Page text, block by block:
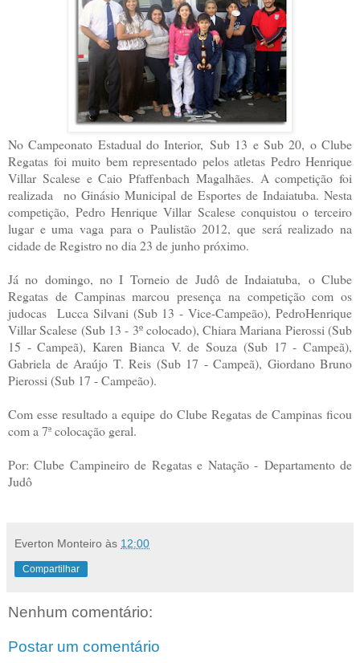
No Campeonato Estadual do Interior, Sub 13 e Sub 20, o Clube
Regatas foi muito bem representado pelos atletas Pedro Henrique
Villar Scalese e Caio Pfaffenbach Magalhães. A competição foi
realizada no Ginásio Municipal de Esportes de Indaiatuba. Nesta
competição, Pedro Henrique Villar Scalese conquistou o terceiro
lugar e uma vaga para o Paulistão 2012, que será realizado na
cidade de Registro no dia 23 de junho próximo.
Já no domingo, no I Torneio de Judô de Indaiatuba, o Clube
Regatas de Campinas marcou presença na competição com os
judocas Lucca Silvani (Sub 13 - Vice-Campeão), PedroHenrique
Villar Scalese (Sub 13 - 3º colocado), Chiara Mariana Pierossi (Sub
15 - Campeã), Karen Bianca V. de Souza (Sub 17 - Campeã),
Gabriela de Araújo T. Reis (Sub 17 - Campeã), Giordano Bruno
Pierossi (Sub 17 - Campeão).
Com esse resultado a equipe do Clube Regatas de Campinas ficou
com a 7ª colocação geral.
Por: Clube Campineiro de Regatas e Natação - Departamento de
Judô
Everton Monteiro às 12:00
Compartilhar
Nenhum comentário:
Postar um comentário